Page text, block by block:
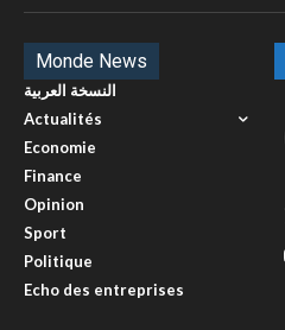
Monde News
النسخة العربية
Actualités
Economie
Finance
Opinion
Sport
Politique
Echo des entreprises